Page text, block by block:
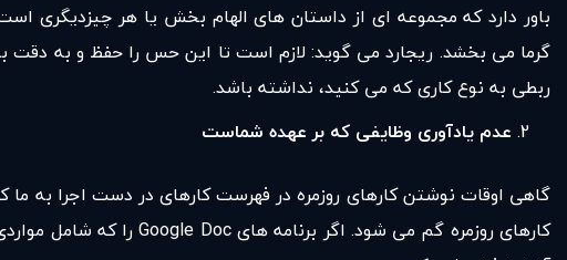
باور دارد که مجموعه ای از داستان های الهام بخش یا هر چیزدیگری
گرما می بخشد. ریجارد می گوید: لازم است تا این حس را حفظ و به دقت
ربطی به نوع کاری که می کنید، نداشته باشد.
عدم یادآوری وظایفی که بر عهده شماست
گاهی اوقات نوشتن کارهای روزمره در فهرست کارهای در دست اجرا به
کارهای روزمره گم می شود. اگر برنامه های Google Doc را که شامل مواردی است که لازم است انجام دهید، داشته باشید ، از ویژگی برجسته زیر در